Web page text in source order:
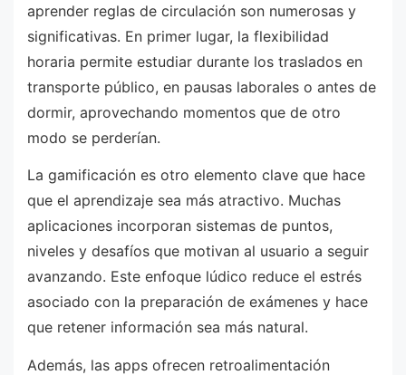
aprender reglas de circulación son numerosas y
significativas. En primer lugar, la flexibilidad
horaria permite estudiar durante los traslados en
transporte público, en pausas laborales o antes de
dormir, aprovechando momentos que de otro
modo se perderían.
La gamificación es otro elemento clave que hace
que el aprendizaje sea más atractivo. Muchas
aplicaciones incorporan sistemas de puntos,
niveles y desafíos que motivan al usuario a seguir
avanzando. Este enfoque lúdico reduce el estrés
asociado con la preparación de exámenes y hace
que retener información sea más natural.
Además, las apps ofrecen retroalimentación